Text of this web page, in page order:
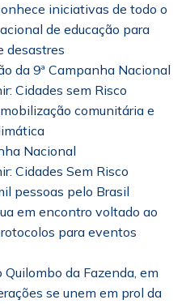
iniciativas de todo o
de educação para
desastres
da 9ª Campanha Nacional
Cidades sem Risco
comunitária e
Nacional
Cidades Sem Risco
pessoas pelo Brasil
em encontro voltado ao
para eventos
Quilombo da Fazenda, em
se unem em prol da